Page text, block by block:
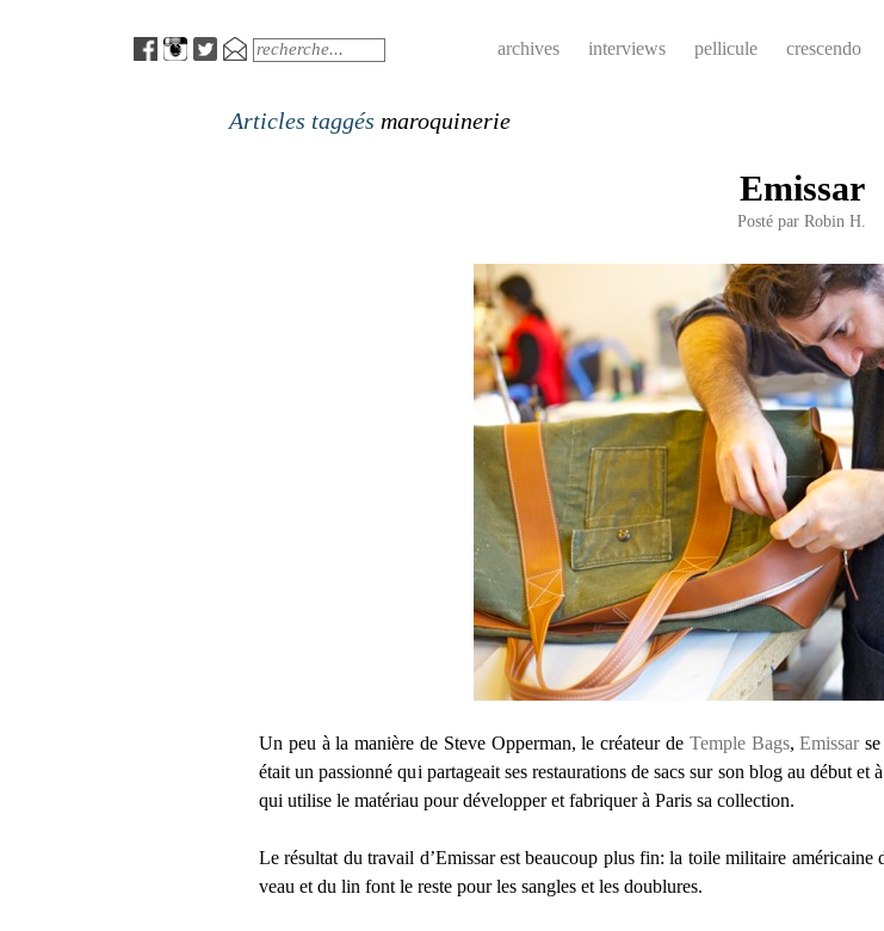
MenuSearch archives interviews pellicule crescendo
Articles taggés maroquinerie
Emissar
Posté par Robin H.
Un peu à la manière de Steve Opperman, le créateur de Temple Bags,Emissarse
était un passionné qui partageait ses restaurations de sacs sur son blog au début
qui utilise le matériau pour développer et fabriquer à Paris sa collection.
Le résultat du travail d’Emissar est beaucoup plus fin: la toile militaire
veau et du lin font le reste pour les sangles et les doublures.